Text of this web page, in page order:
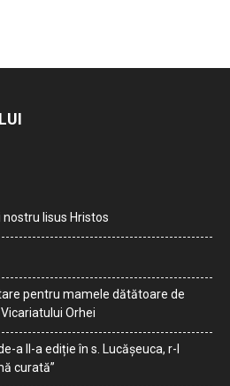
nostru Iisus Hristos
pentru mamele dătătoare de
Orhei
a II-a ediție în s. Lucășeuca, r-l
curată”